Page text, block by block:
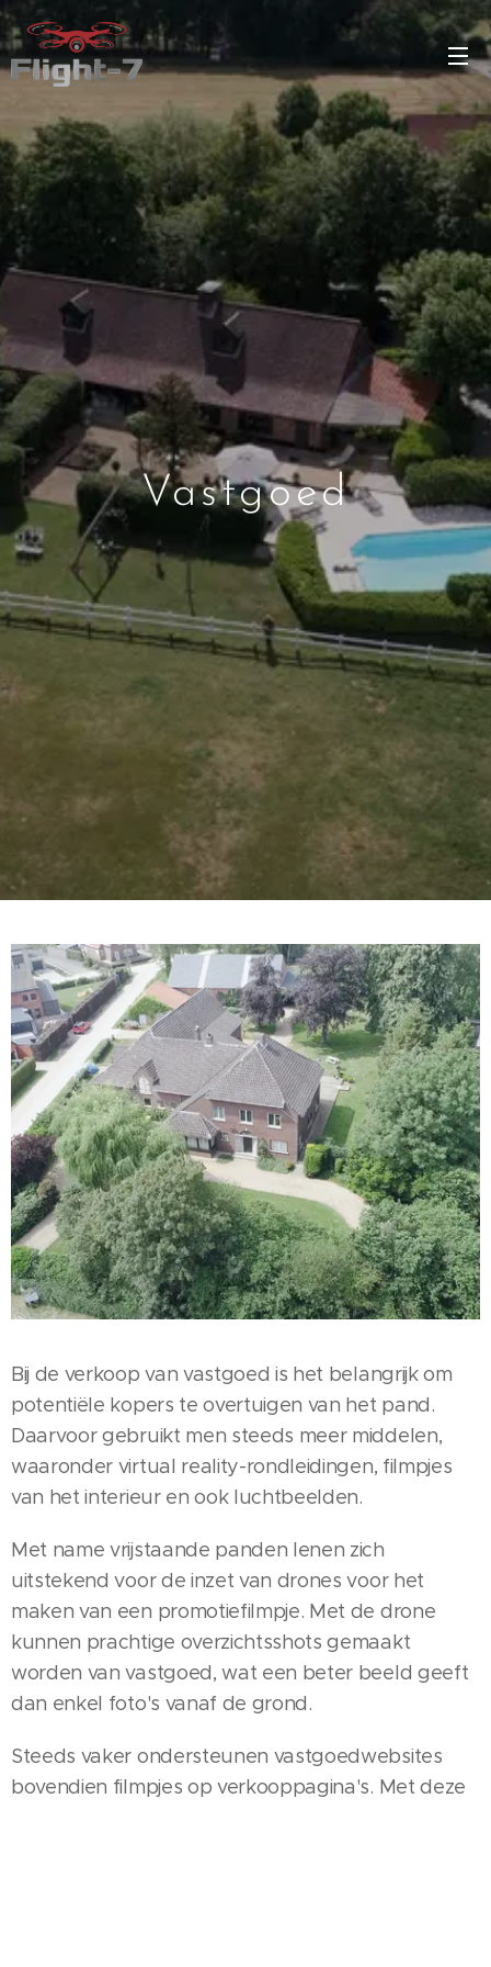
Vastgoed
Bij de verkoop van vastgoed is het belangrijk om
potentiële kopers te overtuigen van het pand.
Daarvoor gebruikt men steeds meer middelen,
waaronder virtual reality-rondleidingen, filmpjes
van het interieur en ook luchtbeelden.
Met name vrijstaande panden lenen zich
uitstekend voor de inzet van drones voor het
maken van een promotiefilmpje. Met de drone
kunnen prachtige overzichtsshots gemaakt
worden van vastgoed, wat een beter beeld geeft
dan enkel foto's vanaf de grond.
Steeds vaker ondersteunen vastgoedwebsites
bovendien filmpjes op verkooppagina's. Met deze